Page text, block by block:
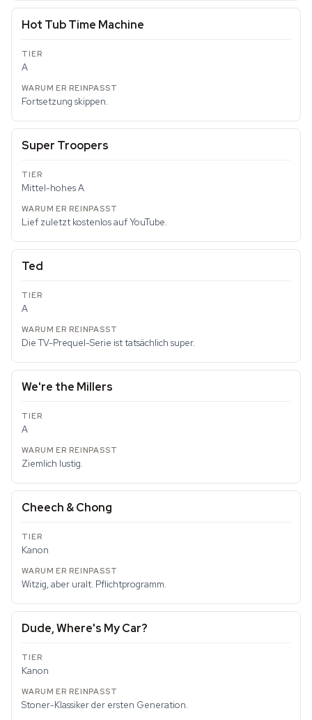
Hot Tub Time Machine
A
Fortsetzung skippen.
Super Troopers
Mittel-hohes A
Lief zuletzt kostenlos auf YouTube.
Ted
A
Die TV-Prequel-Serie ist tatsächlich super.
We're the Millers
A
Ziemlich lustig.
Cheech & Chong
Kanon
Witzig, aber uralt. Pflichtprogramm.
Dude, Where's My Car?
Kanon
Stoner-Klassiker der ersten Generation.